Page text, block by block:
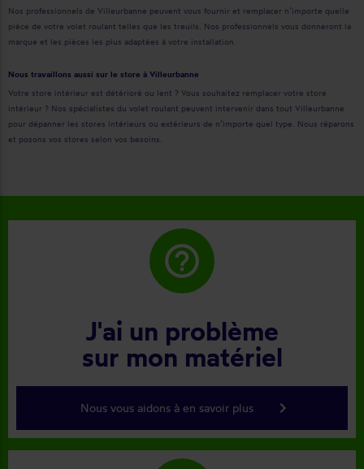
Nos professionnels de Villeurbanne peuvent vous fournir et remplacer n’importe quelle
pièce de votre volet roulant telles que les treuils. Nos professionnels vous donneront la
marque et les pièces les plus adaptées à votre installation.
Nous travaillons aussi sur le store à Villeurbanne
Votre store intérieur est détérioré ou lent ? Vous souhaitez remplacer votre store
intérieur ? Nos spécialistes du volet roulant peuvent intervenir dans tout Villeurbanne
pour dépanner les stores intérieurs ou extérieurs de n’importe quel type. Nous réparons
et posons vos stores selon vos besoins.
help_outline
J'ai un problème
sur mon matériel
Nous vous aidons à en savoir plus keyboard_arrow_right